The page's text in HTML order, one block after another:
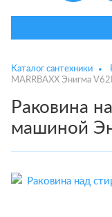
Каталог сантехники
MARRBAXX Энигма
Раковина
машиной